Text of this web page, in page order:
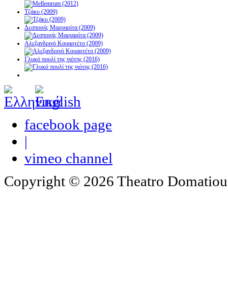
Τζάκυ (2009)
Δεσποινίς Μαργαρίτα (2009)
Αλεξανδρινό Κουαρτέτο (2009)
Γλυκό πουλί της νιότης (2016)
facebook page
|
vimeo channel
Copyright © 2026 Theatro